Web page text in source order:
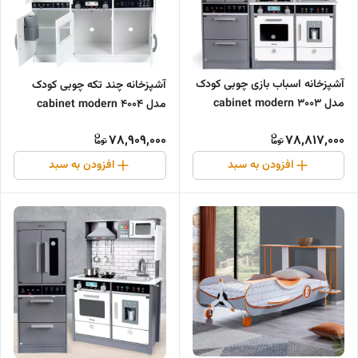
آشپزخانه اسباب بازی چوبی کودک
مدل 3003 cabinet modern
78,817,000
افزودن به سبد
آشپزخانه چند تکه چوبی کودک
مدل 4004 cabinet modern
78,909,000
افزودن به سبد